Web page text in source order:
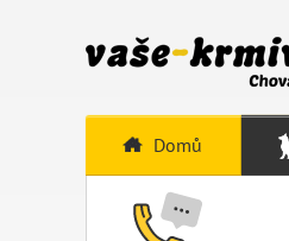
Domů